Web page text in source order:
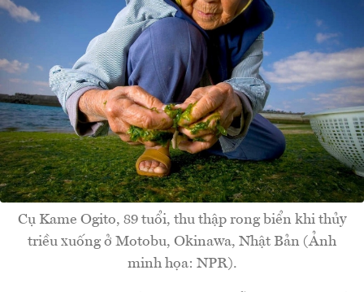
Cụ Kame Ogito, 89 tuổi, thu thập rong biển khi thủy
triều xuống ở Motobu, Okinawa, Nhật Bản (Ảnh
minh họa: NPR).